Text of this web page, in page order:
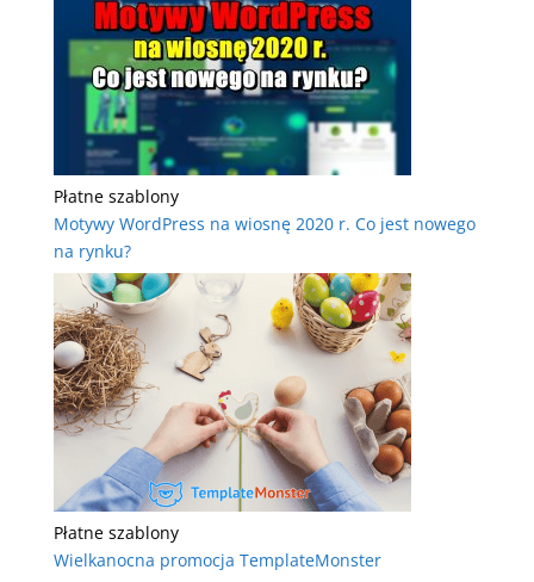
Płatne szablony
Motywy WordPress na wiosnę 2020 r. Co jest nowego
na rynku?
Płatne szablony
Wielkanocna promocja TemplateMonster